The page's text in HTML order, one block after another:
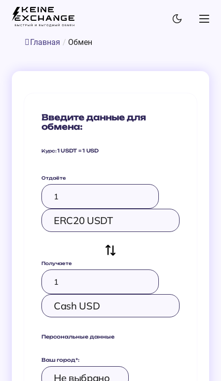
Главная / Обмен
Введите данные для
обмена:
Курс:1 USDT = 1 USD
Отдаёте
Получаете
Персональные данные
Ваш город*: